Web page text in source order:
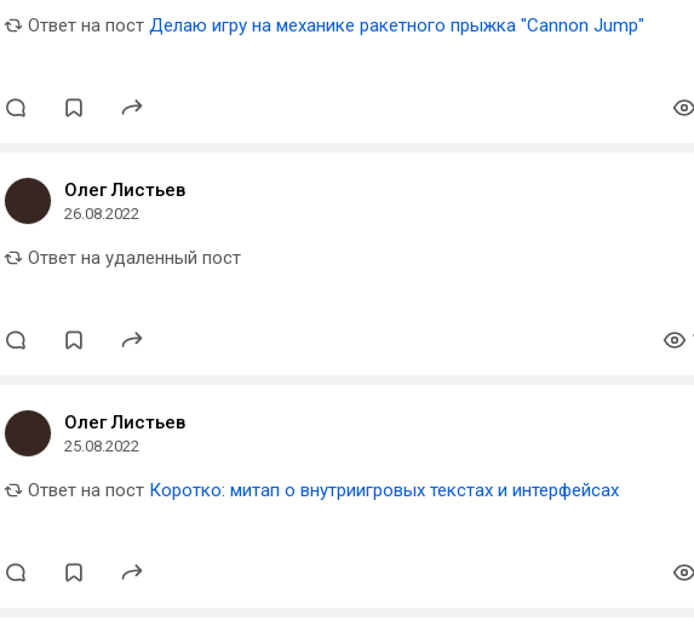
Ответ на пост Делаю игру на механике ракетного прыжка "Cannon Jump"⁠⁠
Олег Листьев
26.08.2022
Ответ на удаленный пост
Олег Листьев
25.08.2022
Ответ на пост Коротко: митап о внутриигровых текстах и интерфейсах